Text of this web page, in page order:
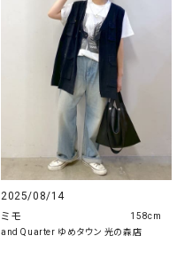
2025/08/14
ミモ
and Quarter ゆめタウン 光の森店
158cm